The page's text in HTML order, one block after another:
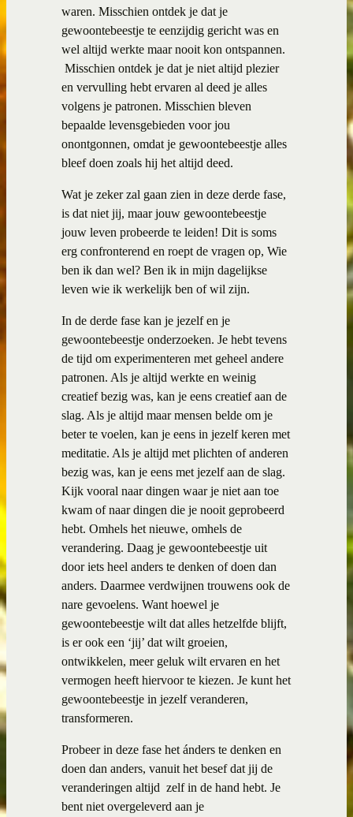
waren. Misschien ontdek je dat je
gewoontebeestje te eenzijdig gericht was en
wel altijd werkte maar nooit kon ontspannen.
Misschien ontdek je dat je niet altijd plezier
en vervulling hebt ervaren al deed je alles
volgens je patronen. Misschien bleven
bepaalde levensgebieden voor jou
onontgonnen, omdat je gewoontebeestje alles
bleef doen zoals hij het altijd deed.
Wat je zeker zal gaan zien in deze derde fase,
is dat niet jij, maar jouw gewoontebeestje
jouw leven probeerde te leiden! Dit is soms
erg confronterend en roept de vragen op, Wie
ben ik dan wel? Ben ik in mijn dagelijkse
leven wie ik werkelijk ben of wil zijn.
In de derde fase kan je jezelf en je
gewoontebeestje onderzoeken. Je hebt tevens
de tijd om experimenteren met geheel andere
patronen. Als je altijd werkte en weinig
creatief bezig was, kan je eens creatief aan de
slag. Als je altijd maar mensen belde om je
beter te voelen, kan je eens in jezelf keren met
meditatie. Als je altijd met plichten of anderen
bezig was, kan je eens met jezelf aan de slag.
Kijk vooral naar dingen waar je niet aan toe
kwam of naar dingen die je nooit geprobeerd
hebt. Omhels het nieuwe, omhels de
verandering. Daag je gewoontebeestje uit
door iets heel anders te denken of doen dan
anders. Daarmee verdwijnen trouwens ook de
nare gevoelens. Want hoewel je
gewoontebeestje wilt dat alles hetzelfde blijft,
is er ook een ‘jij’ dat wilt groeien,
ontwikkelen, meer geluk wilt ervaren en het
vermogen heeft hiervoor te kiezen. Je kunt het
gewoontebeestje in jezelf veranderen,
transformeren.
Probeer in deze fase het ánders te denken en
doen dan anders, vanuit het besef dat jij de
veranderingen altijd zelf in de hand hebt. Je
bent niet overgeleverd aan je